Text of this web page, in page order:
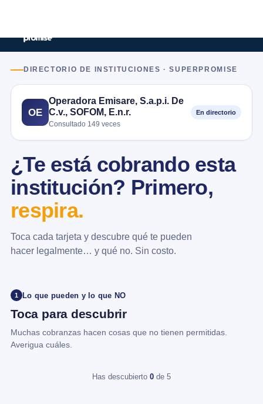
DIRECTORIO DE INSTITUCIONES · SUPERPROMISE
OE
Operadora Emisare, S.a.p.i. De
C.v., SOFOM, E.n.r.
Consultado 149 veces
En directorio
¿Te está cobrando esta
institución? Primero,
respira.
Toca cada tarjeta y descubre qué te pueden
hacer legalmente… y qué no. Sin costo.
1 Lo que pueden y lo que NO
Toca para descubrir
Muchas cobranzas hacen cosas que no tienen permitidas.
Averigua cuáles.
Has descubierto 0 de 5